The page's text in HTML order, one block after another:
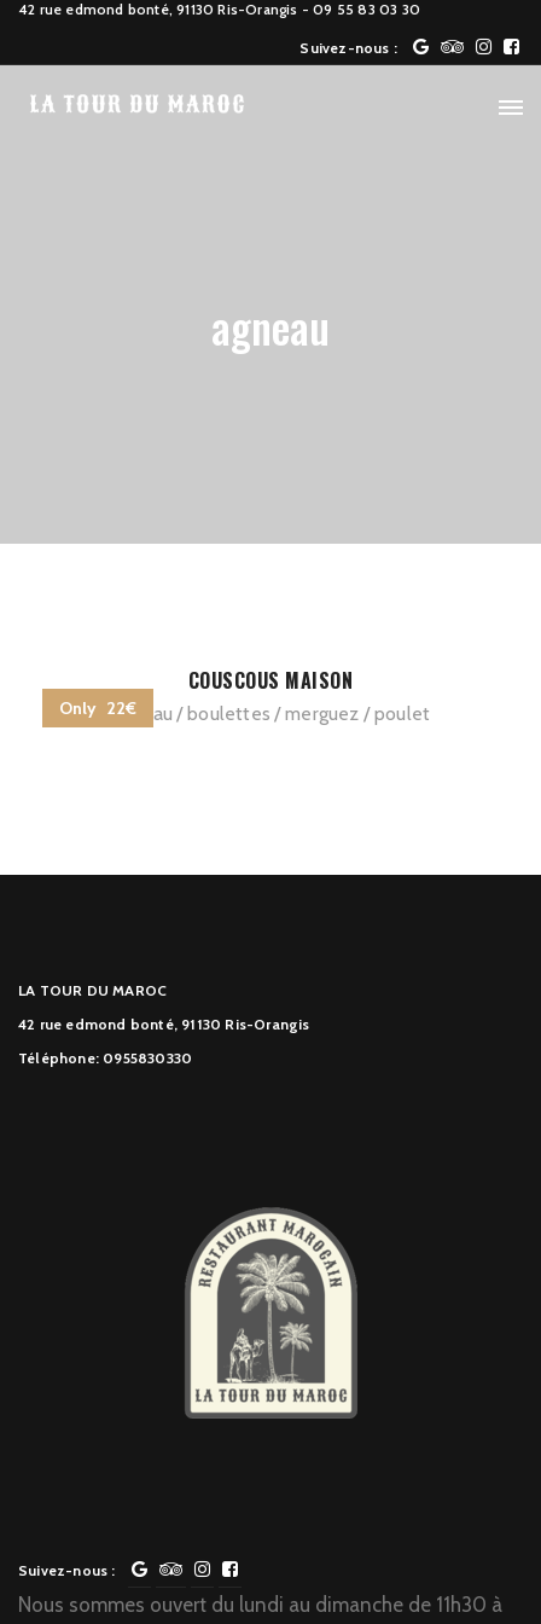
42 rue edmond bonté, 91130 Ris-Orangis - 09 55 83 03 30
Suivez-nous :
agneau
Only 22€
COUSCOUS MAISON
agneau boulettes merguez poulet
LA TOUR DU MAROC
42 rue edmond bonté, 91130 Ris-Orangis
Téléphone: 0955830330
Suivez-nous :
Nous sommes ouvert du lundi au dimanche de 11h30 à